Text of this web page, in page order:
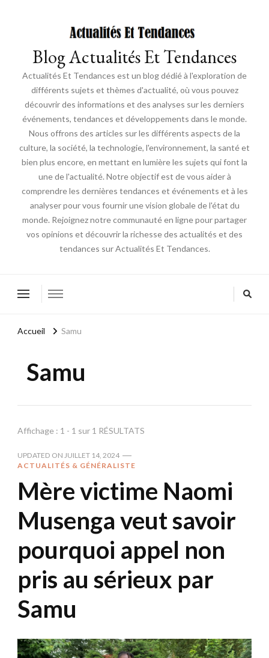
Blog Actualités Et Tendances
Actualités Et Tendances est un blog dédié à l'exploration de
différents sujets et thèmes d'actualité, où vous pouvez
découvrir des informations et des analyses sur les derniers
événements, tendances et développements dans le monde.
Nous offrons des articles sur les différents aspects de la
culture, la société, la technologie, l'environnement, la santé et
bien plus encore, en mettant en lumière les sujets qui font la
une de l'actualité. Notre objectif est de vous aider à
comprendre les dernières tendances et événements et à les
analyser pour vous fournir une vision globale de l'état du
monde. Rejoignez notre communauté en ligne pour partager
vos opinions et découvrir la richesse des actualités et des
tendances sur Actualités Et Tendances.
Accueil Samu
Samu
Affichage : 1 - 1 sur 1 RÉSULTATS
UPDATED ON JUILLET 14, 2024
ACTUALITÉS & GÉNÉRALISTE
Mère victime Naomi
Musenga veut savoir
pourquoi appel non
pris au sérieux par
Samu